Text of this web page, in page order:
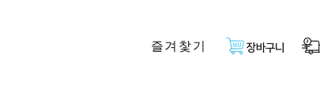
즐겨찿기 장바구니